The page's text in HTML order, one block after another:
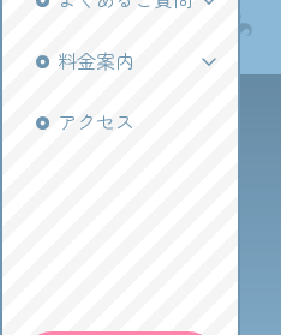
料金案内
アクセス